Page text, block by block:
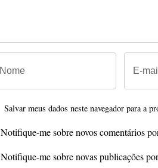
Salvar meus dados neste navegador para a
Notifique-me sobre novos comentários
Notifique-me sobre novas publicações